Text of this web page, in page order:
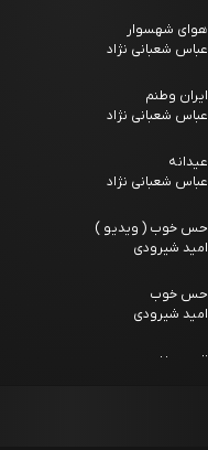
هوای شهسوار
عباس شعبانی نژاد
ایران وطنم
عباس شعبانی نژاد
عیدانه
عباس شعبانی نژاد
حس خوب ( ویدیو )
امید شیرودی
حس خوب
امید شیرودی
قدم میزنم